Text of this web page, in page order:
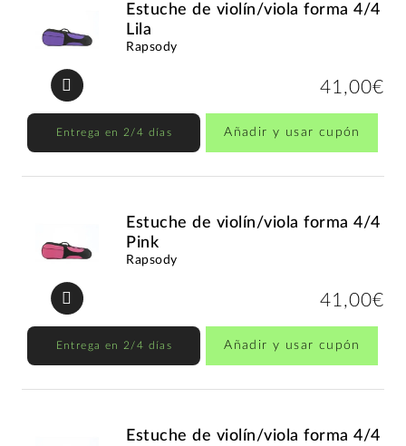
Estuche de violín/viola forma 4/4
Lila
Rapsody
41,00€
Entrega en 2/4 días Añadir y usar cupón
Estuche de violín/viola forma 4/4
Pink
Rapsody
41,00€
Entrega en 2/4 días Añadir y usar cupón
Estuche de violín/viola forma 4/4